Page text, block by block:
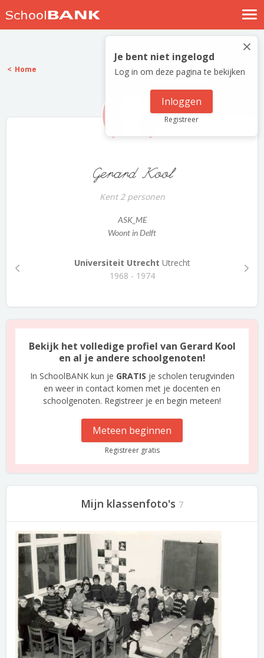
Nostalgische verhalen
Log in
Meld je gratis aan
×
Je bent niet ingelogd
Log in om deze pagina te bekijken
Inloggen
Registreer
Home
Gerard Kool
Kent 2 personen
ASK_ME
Woont in Delft
Universiteit Utrecht Utrecht
1968 - 1974
Bekijk het volledige profiel van Gerard Kool
en al je andere schoolgenoten!
In SchoolBANK kun je GRATIS je scholen terugvinden
en weer in contact komen met je docenten en
schoolgenoten. Registreer je en begin meteen!
Meteen beginnen
Registreer gratis
Mijn klassenfoto's 7